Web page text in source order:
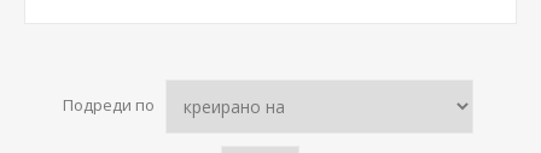
Подреди по